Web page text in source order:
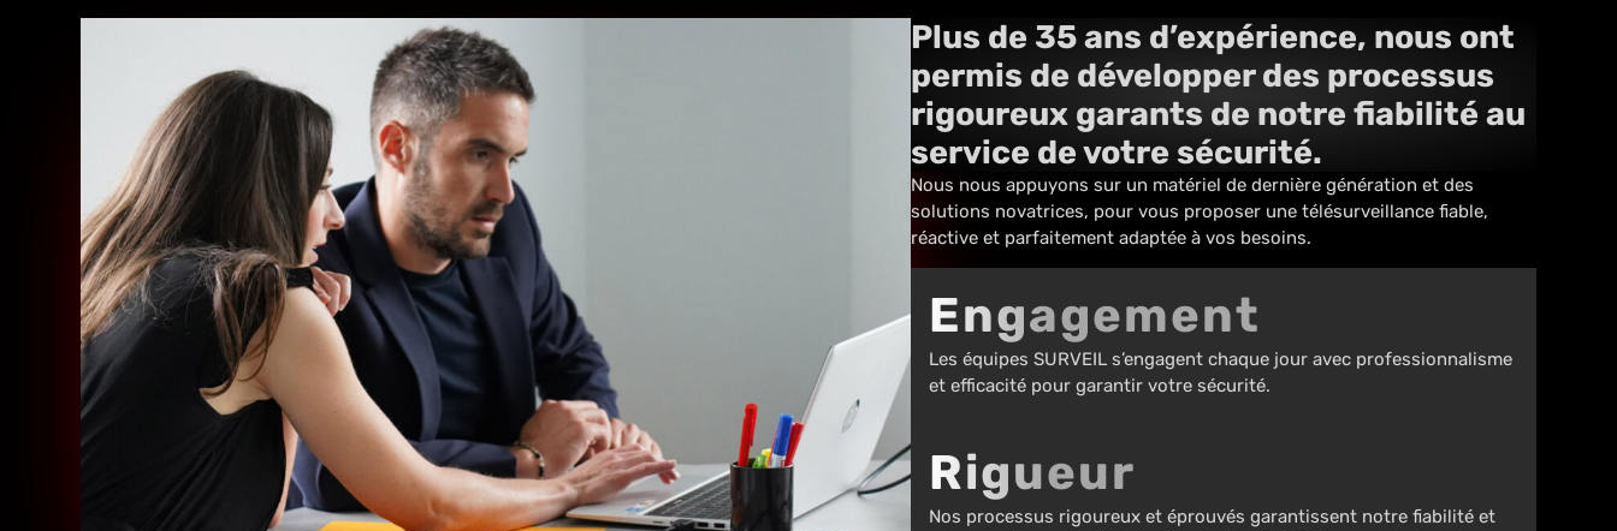
Plus de 35 ans d’expérience, nous ont
permis de développer des processus
rigoureux garants de notre fiabilité au
service de votre sécurité.
Nous nous appuyons sur un matériel de dernière génération et des
solutions novatrices, pour vous proposer une télésurveillance fiable,
réactive et parfaitement adaptée à vos besoins.
Engagement
Les équipes SURVEIL s’engagent chaque jour avec professionnalisme
et efficacité pour garantir votre sécurité.
Rigueur
Nos processus rigoureux et éprouvés garantissent notre fiabilité et